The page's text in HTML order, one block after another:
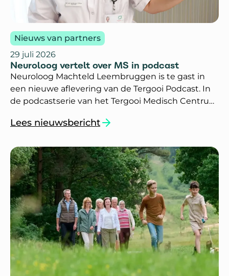
Nieuws van partners
29 juli 2026
Neuroloog vertelt over MS in podcast
Neuroloog Machteld Leembruggen is te gast in
een nieuwe aflevering van de Tergooi Podcast. In
de podcastserie van het Tergooi Medisch Centrum
onderwerp centraal. In deze aflevering legt
zij uit hoe de ziekte ontstaat, welke
behandelingen er zijn en wat de gevolgen van MS
kunnen zijn in het dagelijks leven.
Lees nieuwsbericht
`Neuroloog vertelt over MS in podcast`